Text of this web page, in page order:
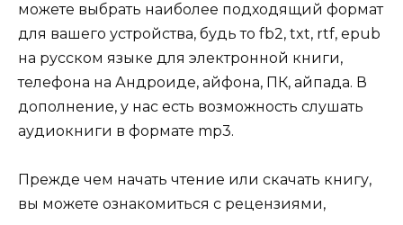
можете выбрать наиболее подходящий формат
для вашего устройства, будь то fb2, txt, rtf, epub
на русском языке для электронной книги,
телефона на Андроиде, айфона, ПК, айпада. В
дополнение, у нас есть возможность слушать
аудиокниги в формате mp3.
Прежде чем начать чтение или скачать книгу,
вы можете ознакомиться с рецензиями,